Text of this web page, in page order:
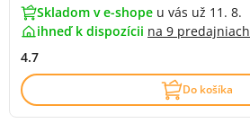
Skladom v e-shope u vás už 11. 8.
ihneď k dispozícii na 9 predajniach
4.7
Do košíka